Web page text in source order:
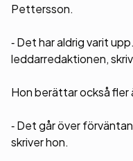
Pettersson.
‑ Det har aldrig varit
leddarredaktionen,
Hon berättar också fler
‑ Det går över
skriver hon.